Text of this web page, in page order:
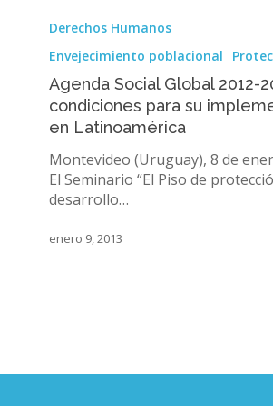
Social
2012-
2016:
condiciones
para
implementación
Latinoamérica
Derechos Humanos
Envejecimiento poblacional
Agenda Social Global 2012-
condiciones para su
en Latinoamérica
Montevideo (Uruguay), 8 de
El Seminario “El Piso de
desarrollo…
enero 9, 2013